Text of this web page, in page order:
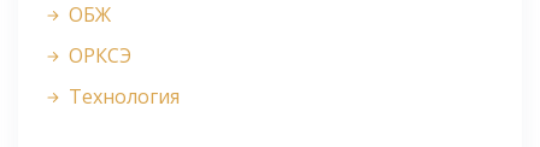
ОБЖ
ОРКСЭ
Технология